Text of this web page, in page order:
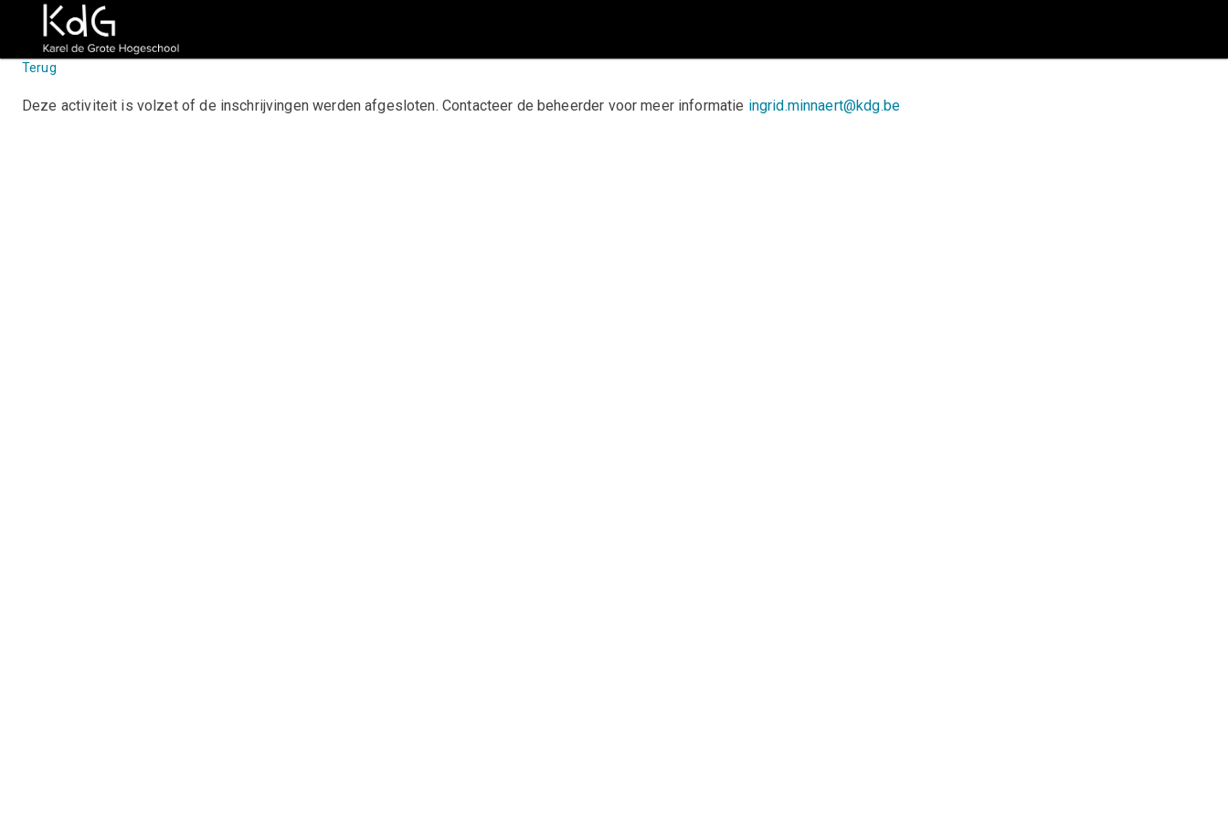
Terug
Deze activiteit is volzet of de inschrijvingen werden afgesloten. Contacteer de beheerder voor meer informatie ingrid.minnaert@kdg.be